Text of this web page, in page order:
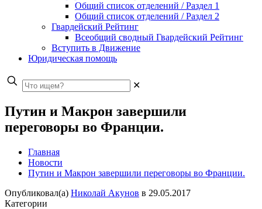
Общий список отделений / Раздел 1
Общий список отделений / Раздел 2
Гвардейский Рейтинг
Всеобщий сводный Гвардейский Рейтинг
Вступить в Движение
Юридическая помощь
✕
Путин и Макрон завершили
переговоры во Франции.
Главная
Новости
Путин и Макрон завершили переговоры во Франции.
Опубликовал(а) Николай Акунов в 29.05.2017
Категории